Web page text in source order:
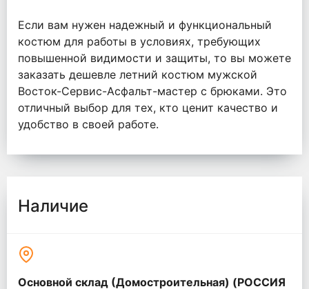
Если вам нужен надежный и функциональный
костюм для работы в условиях, требующих
повышенной видимости и защиты, то вы можете
заказать дешевле летний костюм мужской
Восток-Сервис-Асфальт-мастер с брюками. Это
отличный выбор для тех, кто ценит качество и
удобство в своей работе.
Наличие
Основной склад (Домостроительная) (РОССИЯ